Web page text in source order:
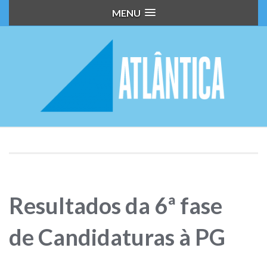
MENU
Resultados da 6ª fase
de Candidaturas à PG